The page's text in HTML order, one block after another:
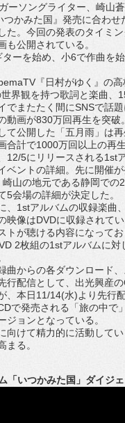
ーソングライター、崎山
つかみた国』発売に合わせ
た。今回の発表のタイミ
も公開されている。
ーを始め、小6で作曲を
『日村がゆく』の高
界観を持つ歌詞と楽曲、
でまたたく間にSNSで話題
動画が830万回再生を突破
て公開した「五月雨」は
合計で1000万回以上の再
12/5にリリースされる1st
ベントの詳細。先に開催
山の地元である静岡での
5会場の詳細が決定した。
1stアルバムの収録楽曲
映像はDVDに収録されて
トが聴ける内容になって
2枚組の1stアルバムに対
曲からの各ダウンロード
行配信として、出光興産
、本日11/14(水)より先行配
で発売される「旅の中で
ジョンとなっている。
向けて精力的に活動して
まる。
「いつかみた国」ダイジェ